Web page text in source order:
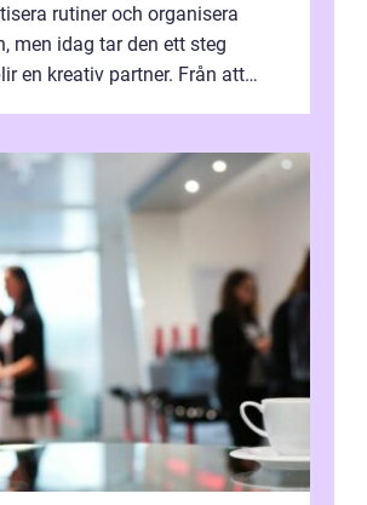
rutiner och organisera
men idag tar den ett steg
en kreativ partner. Från att